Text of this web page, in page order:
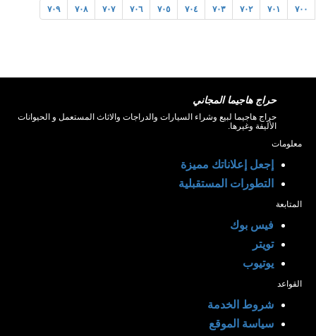
٧٠٠ ٧٠١ ٧٠٢ ٧٠٣ ٧٠٤ ٧٠٥ ٧٠٦ ٧٠٧ ٧٠٨ ٧٠٩
حراج هاجيما المجاني
حراج هاجيما لبيع وشراء السيارات والدراجات والاثاث المستعمل و الحيوانات
الأليفة وغيرها.
معلومات
إجعل إعلاناتك مميزة
التطورات المستقبلية
المتابعة
فيس بوك
تويتر
يوتيوب
القواعد
شروط الخدمة
سياسة الموقع